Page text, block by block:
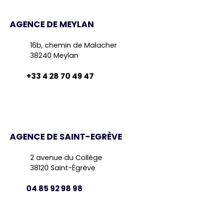
AGENCE DE MEYLAN
16b, chemin de Malacher
38240 Meylan
+33 4 28 70 49 47
AGENCE DE SAINT-EGRÈVE
2 avenue du Collège
38120 Saint-Égrève
04 85 92 98 98